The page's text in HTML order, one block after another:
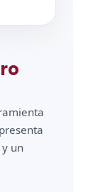
un